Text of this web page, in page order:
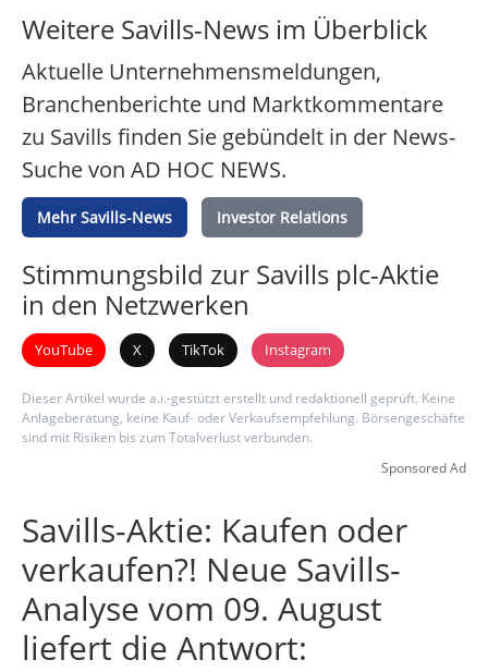
Weitere Savills-News im Überblick
Aktuelle Unternehmensmeldungen,
Branchenberichte und Marktkommentare
zu Savills finden Sie gebündelt in der News-
Suche von AD HOC NEWS.
Mehr Savills-News Investor Relations
Stimmungsbild zur Savills plc-Aktie
in den Netzwerken
YouTube X TikTok Instagram
Dieser Artikel wurde a.i.-gestützt erstellt und redaktionell geprüft. Keine
Anlageberatung, keine Kauf- oder Verkaufsempfehlung. Börsengeschäfte
sind mit Risiken bis zum Totalverlust verbunden.
Sponsored Ad
Savills-Aktie: Kaufen oder
verkaufen?! Neue Savills-
Analyse vom 09. August
liefert die Antwort: